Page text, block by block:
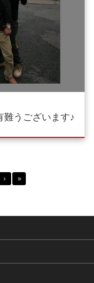
難うございます♪
› »